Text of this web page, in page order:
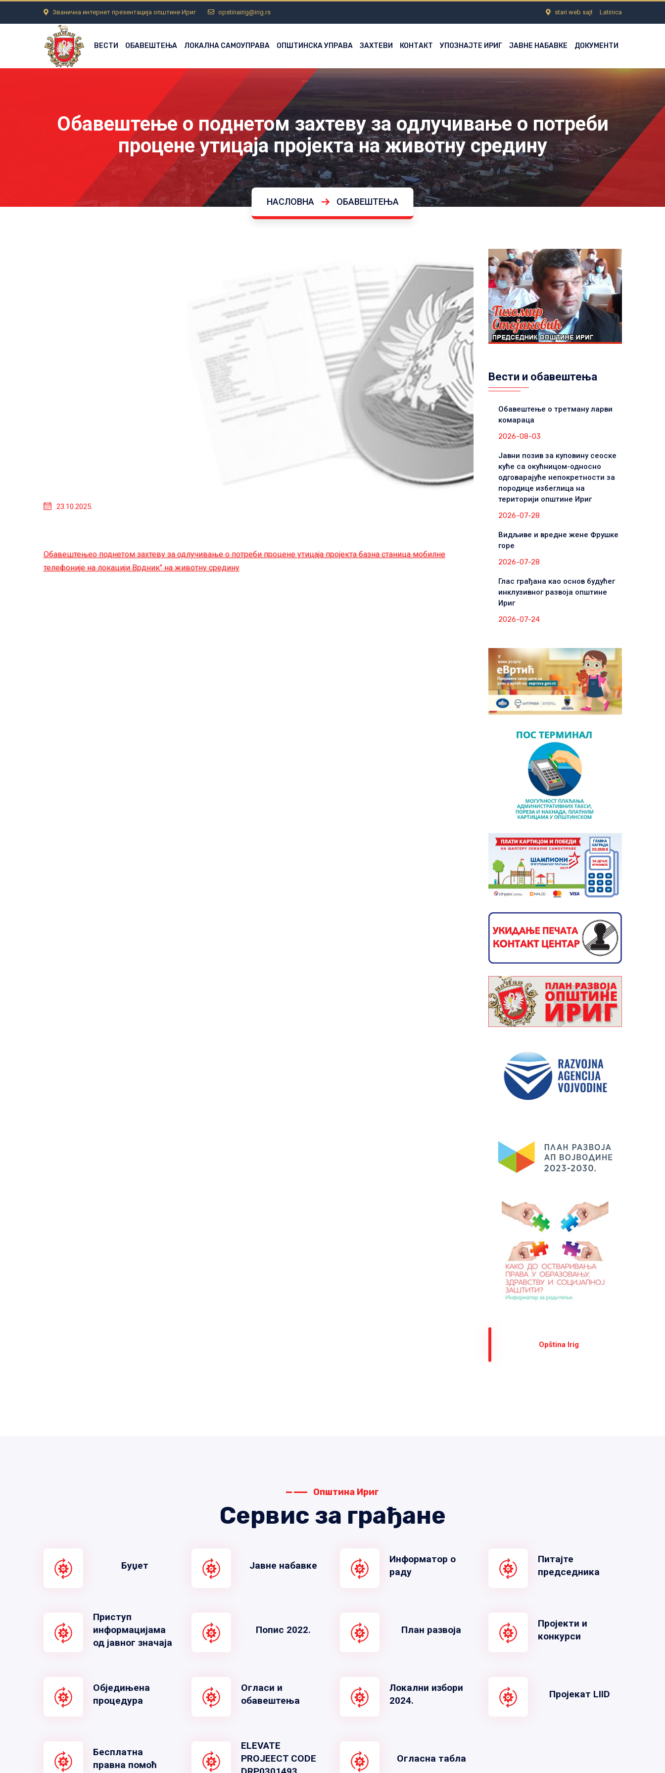
Званична интернет презентација општине Ириг opstinairig@irig.rs stari web sajt Latinica
ВЕСТИ ОБАВЕШТЕЊА ЛОКАЛНА САМОУПРАВА ОПШТИНСКА УПРАВА ЗАХТЕВИ КОНТАКТ УПОЗНАЈТЕ ИРИГ ЈАВНЕ НАБАВКЕ ДОКУМЕНТИ
Обавештење о поднетом захтеву за одлучивање о потреби
процене утицаја пројекта на животну средину
НАСЛОВНА ОБАВЕШТЕЊА
23.10.2025.
Обавештењео поднетом захтеву за одлучивање о потреби процене утицаја пројекта базна станица мобилне
телефоније на локацији Врдник" на животну средину
Вести и обавештења
Обавештење о третману ларви
комараца
2026-08-03
Јавни позив за куповину сеоске
куће са окућницом-односно
одговарајуће непокретности за
породице избеглица на
територији општине Ириг
2026-07-28
Видљиве и вредне жене Фрушке
горе
2026-07-28
Глас грађана као основ будућег
инклузивног развоја општине
Ириг
2026-07-24
Оpština Irig
Општина Ириг
Сервис за грађане
Буџет Јавне набавке
Информатор о
раду
Питајте
председника
Приступ
информацијама
од јавног значаја
Попис 2022. План развоја
Пројекти и
конкурси
Обједињена
процедура
Огласи и
обавештења
Локални избори
2024.
Пројекат LIID
Бесплатна
правна помоћ
ELEVATE
PROJEECT CODE
Огласна табла